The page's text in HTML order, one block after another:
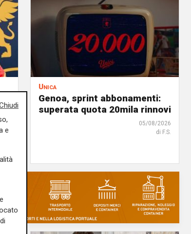
Unica
Genoa, sprint abbonamenti:
superata quota 20mila rinnovi
05/08/2026
di F.S.
e